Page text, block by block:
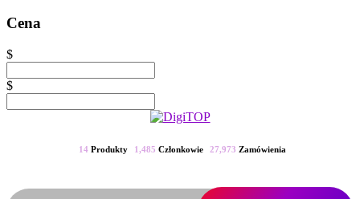
Cena
$
$
14 Produkty 1,485 Członkowie 27,973 Zamówienia